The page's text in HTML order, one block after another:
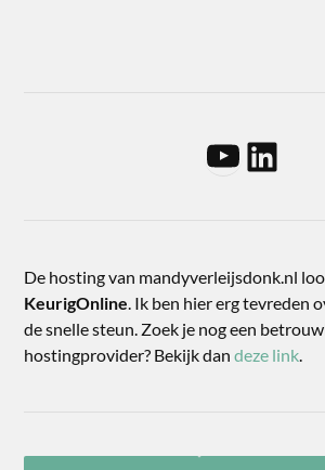
De hosting van mandyverleijsdonk.nl
KeurigOnline. Ik ben hier erg tevreden
de snelle steun. Zoek je nog een
hostingprovider? Bekijk dandeze link.